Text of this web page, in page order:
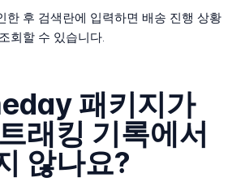
한 후 검색란에 입력하면 배송 진행 상황
회할 수 있습니다.
패키지가
래킹 기록에서
않나요?